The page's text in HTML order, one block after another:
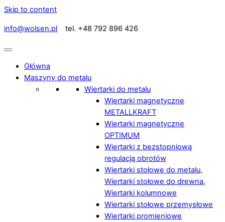
Skip to content
info@wolsen.pl tel. +48 792 896 426
Główna
Maszyny do metalu
Wiertarki do metalu
Wiertarki magnetyczne
METALLKRAFT
Wiertarki magnetyczne
OPTIMUM
Wiertarki z bezstopniową
regulacją obrotów
Wiertarki stołowe do metalu,
Wiertarki stołowe do drewna,
Wiertarki kolumnowe
Wiertarki stołowe przemysłowe
Wiertarki promieniowe